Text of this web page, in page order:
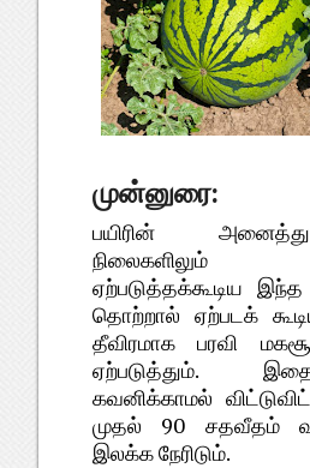
முன்னுரை:
பயிரின்
நிலைகளிலும்
ஏற்படுத்தக்கூடிய
தொற்றால் ஏற்படக்
தீவிரமாக பரவி
ஏற்படுத்தும்.
கவனிக்காமல்
முதல் 90 சதவீதம்
இலக்க நேரிடும்.